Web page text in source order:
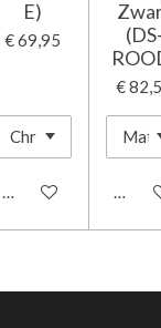
E)
€ 69,95
In winkelwagen
(DS-
€
In